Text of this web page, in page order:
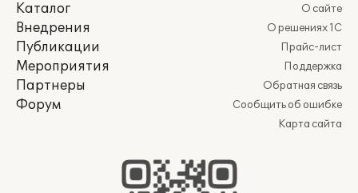
Каталог
Внедрения
Публикации
Мероприятия
Партнеры
Форум
О сайте
О решениях 1С
Прайс-лист
Поддержка
Обратная связь
Сообщить об ошибке
Карта сайта